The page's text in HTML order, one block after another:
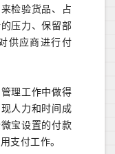
检验货品、占
压力、保留部
供应商进行付
理工作中做得
人力和时间成
宝设置的付款
支付工作。